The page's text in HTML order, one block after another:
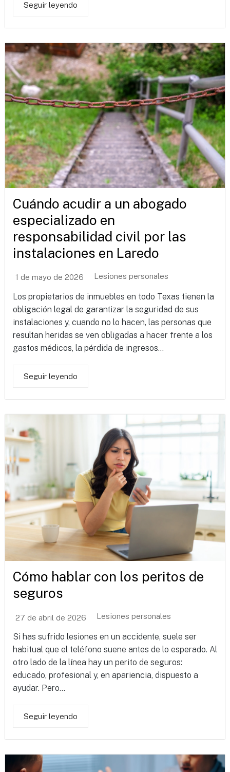
Seguir leyendo
Cuándo acudir a un abogado
especializado en
responsabilidad civil por las
instalaciones en Laredo
1 de mayo de 2026 Lesiones personales
Los propietarios de inmuebles en todo Texas tienen la
obligación legal de garantizar la seguridad de sus
instalaciones y, cuando no lo hacen, las personas que
resultan heridas se ven obligadas a hacer frente a los
gastos médicos, la pérdida de ingresos...
Seguir leyendo
Cómo hablar con los peritos de
seguros
27 de abril de 2026 Lesiones personales
Si has sufrido lesiones en un accidente, suele ser
habitual que el teléfono suene antes de lo esperado. Al
otro lado de la línea hay un perito de seguros:
educado, profesional y, en apariencia, dispuesto a
ayudar. Pero...
Seguir leyendo